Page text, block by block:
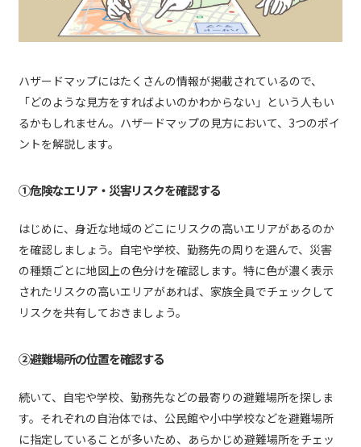
ハザードマップにはたくさんの情報が掲載されているので、
「どのような見方をすればよいのかわからない」という人もい
るかもしれません。ハザードマップの見方において、3つのポイ
ントを解説します。
①危険なエリア・災害リスクを確認する
はじめに、身近な地域のどこにリスクの高いエリアがあるのか
を確認しましょう。自宅や学校、勤務先の周りを選んで、災害
の種類ごとに地図上の色分けを確認します。特に色が濃く表示
されたリスクの高いエリアがあれば、家族全員でチェックして
リスクを共有しておきましょう。
②避難場所の位置を確認する
続いて、自宅や学校、勤務先などの最寄りの避難場所を探しま
す。それぞれの自治体では、公民館や小中学校などを避難場所
に指定していることが多いため、あらかじめ避難場所をチェッ